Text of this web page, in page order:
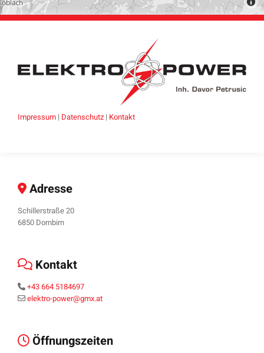
Impressum | Datenschutz | Kontakt
 Adresse
Schillerstraße 20
6850 Dornbirn
 Kontakt
 +43 664 5184697
 elektro-power@gmx.at
 Öffnungszeiten